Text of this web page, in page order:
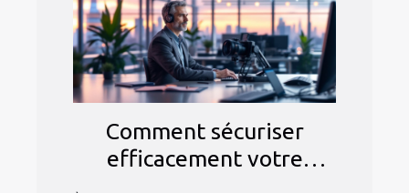
Comment sécuriser
efficacement votre
messagerie électronique